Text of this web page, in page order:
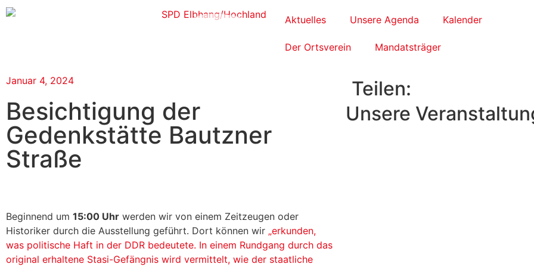
Aktuelles Unsere Agenda Kalender
Der Ortsverein Mandatsträger
Januar 4, 2024
Besichtigung der
Gedenkstätte Bautzner
Straße
Beginnend um 15:00 Uhr werden wir von einem Zeitzeugen oder
Historiker durch die Ausstellung geführt. Dort können wir „erkunden,
was politische Haft in der DDR bedeutete. In einem Rundgang durch das
original erhaltene Stasi-Gefängnis wird vermittelt, wie der staatliche
Teilen:
Unsere